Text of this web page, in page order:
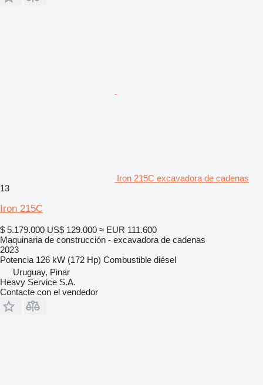
Iron 215C excavadora de cadenas
13
Iron 215C
$ 5.179.000 US$ 129.000 ≈ EUR 111.600
Maquinaria de construcción - excavadora de cadenas
2023
Potencia 126 kW (172 Hp) Combustible diésel
Uruguay, Pinar
Heavy Service S.A.
Contacte con el vendedor